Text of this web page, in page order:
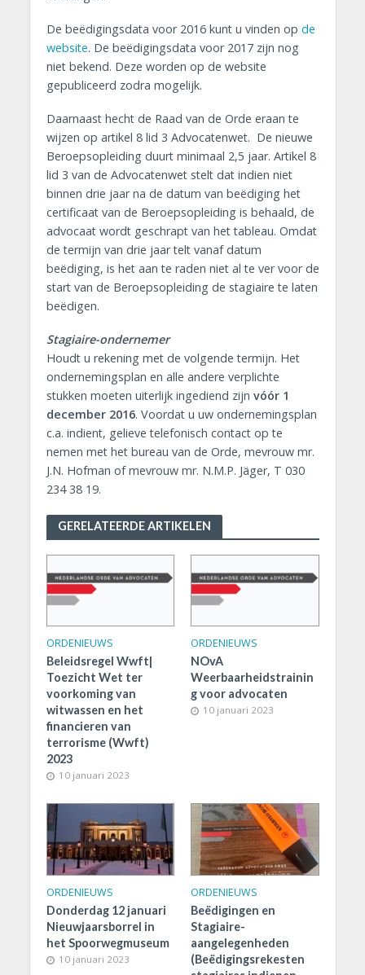
De beëdigingsdata voor 2016 kunt u vinden op de
website. De beëdigingsdata voor 2017 zijn nog
niet bekend. Deze worden op de website
gepubliceerd zodra mogelijk.
Daarnaast hecht de Raad van de Orde eraan te
wijzen op artikel 8 lid 3 Advocatenwet. De nieuwe
Beroepsopleiding duurt minimaal 2,5 jaar. Artikel 8
lid 3 van de Advocatenwet stelt dat indien niet
binnen drie jaar na de datum van beëdiging het
certificaat van de Beroepsopleiding is behaald, de
advocaat wordt geschrapt van het tableau. Omdat
de termijn van drie jaar telt vanaf datum
beëdiging, is het aan te raden niet al te ver voor de
start van de Beroepsopleiding de stagiaire te laten
beëdigen.
Stagiaire-ondernemer
Houdt u rekening met de volgende termijn. Het
ondernemingsplan en alle andere verplichte
stukken moeten uiterlijk ingediend zijn vóór 1
december 2016. Voordat u uw ondernemingsplan
c.a. indient, gelieve telefonisch contact op te
nemen met het bureau van de Orde, mevrouw mr.
J.N. Hofman of mevrouw mr. N.M.P. Jäger, T 030
234 38 19.
GERELATEERDE ARTIKELEN
ORDENIEUWS
Beleidsregel Wwft|
Toezicht Wet ter
voorkoming van
witwassen en het
financieren van
terrorisme (Wwft)
2023
10 januari 2023
ORDENIEUWS
NOvA
Weerbaarheidstrainin
g voor advocaten
10 januari 2023
ORDENIEUWS
Donderdag 12 januari
Nieuwjaarsborrel in
het Spoorwegmuseum
10 januari 2023
ORDENIEUWS
Beëdigingen en
Stagiaire-
aangelegenheden
(Beëdigingsrekesten